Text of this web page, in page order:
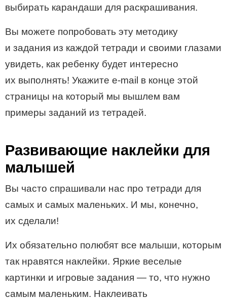
выбирать карандаши для раскрашивания.
Вы можете попробовать эту методику
и задания из каждой тетради и своими глазами
увидеть, как ребенку будет интересно
их выполнять! Укажите e-mail в конце этой
страницы на который мы вышлем вам
примеры заданий из тетрадей.
Развивающие наклейки для
малышей
Вы часто спрашивали нас про тетради для
самых и самых маленьких. И мы, конечно,
их сделали!
Их обязательно полюбят все малыши, которым
так нравятся наклейки. Яркие веселые
картинки и игровые задания — то, что нужно
самым маленьким. Наклеивать